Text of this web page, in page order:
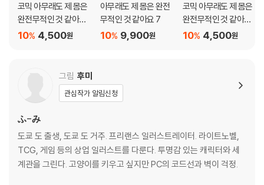
코믹 아무래도 제 몸은
완전무적인 것 같아요
7
4,500원
10%
아무래도 제 몸은 완전
무적인 것 같아요 7
9,900원
10%
코믹 아무래도 제 몸은
완전무적인 것 같아요
6
4,500원
10%
그림 후미
관심작가 알림신청
ふ-み
도쿄 도 출생, 도쿄 도 거주. 프리랜스 일러스트레이터. 라이트노벨,
TCG, 게임 등의 상업 일러스트를 다룬다. 투명감 있는 캐릭터와 세
계관을 그린다. 고양이를 키우고 싶지만 PC의 코드선과 벽이 걱정.